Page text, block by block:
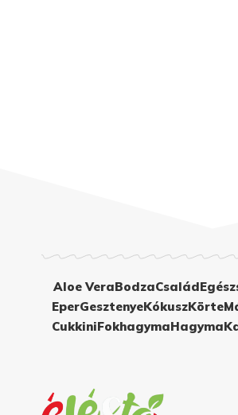
Aloe VeraBodzaCsalád
EperGesztenyeKókuszKörte
CukkiniFokhagymaHagyma